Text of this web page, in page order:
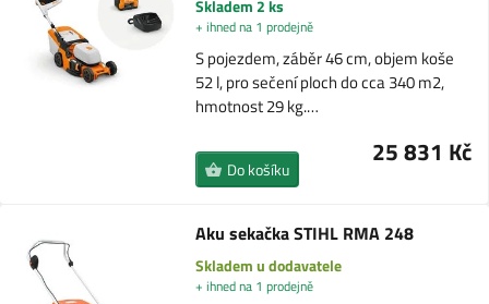
Skladem 2 ks
+ ihned na 1 prodejně
S pojezdem, záběr 46 cm, objem koše
52 l, pro sečení ploch do cca 340 m2,
hmotnost 29 kg.…
25 831 Kč
Do košíku
Aku sekačka STIHL RMA 248
Skladem u dodavatele
+ ihned na 1 prodejně